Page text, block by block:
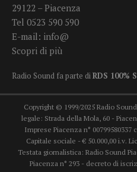
29122 – Piacenza
Tel 0523 590 590
E-mail: info@
Scopri di più
Radio Sound fa parte diRDS 100%
Copyright © 1999/2025 Radio
legale: Strada della Mola, 60 -
Imprese Piacenza n° 00799580337
Capitale sociale - € 50.000,00 i.v.
Testata giornalistica: Radio Sound
Piacenza n° 293 - decreto di